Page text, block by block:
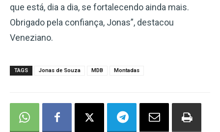
que está, dia a dia, se fortalecendo ainda mais.
Obrigado pela confiança, Jonas”, destacou
Veneziano.
TAGS Jonas de Souza MDB Montadas